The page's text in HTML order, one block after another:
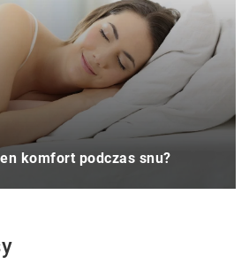
komfort podczas snu?